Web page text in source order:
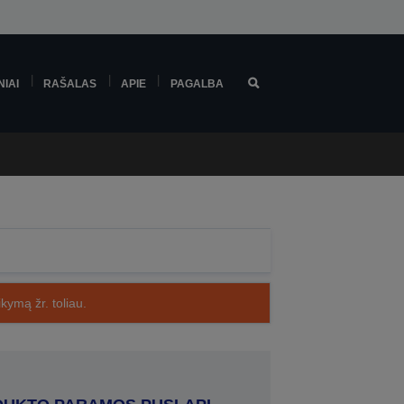
RAŠALAS APIE PAGALBA
žr. toliau.